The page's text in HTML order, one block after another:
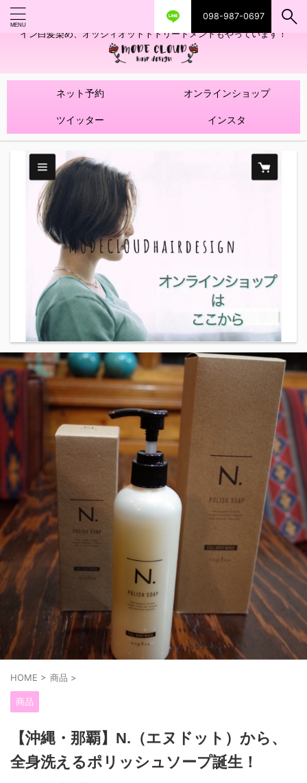
098-987-0697
艶ツヤヘアカラー！髪質改善トリートメントやハイライトを使ったデザ
イン白髪染め、オッジィオットトトリートメントもやっています！
ネット予約 オンラインショップ
ツイッター インスタ
HOME > 商品 >
商品
【沖縄・那覇】N.（エヌドット）から、
全身洗えるポリッシュソープ誕生！